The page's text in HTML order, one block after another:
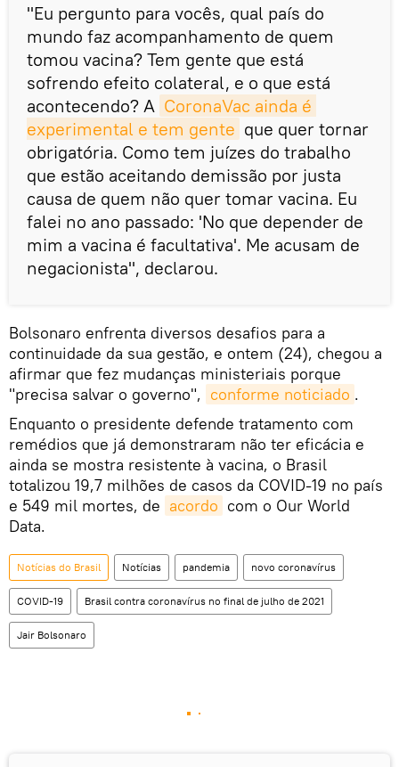
"Eu pergunto para vocês, qual país do
mundo faz acompanhamento de quem
tomou vacina? Tem gente que está
sofrendo efeito colateral, e o que está
acontecendo? A CoronaVac ainda é
experimental e tem gente que quer tornar
obrigatória. Como tem juízes do trabalho
que estão aceitando demissão por justa
causa de quem não quer tomar vacina. Eu
falei no ano passado: 'No que depender de
mim a vacina é facultativa'. Me acusam de
negacionista", declarou.
Bolsonaro enfrenta diversos desafios para a
continuidade da sua gestão, e ontem (24), chegou a
afirmar que fez mudanças ministeriais porque
"precisa salvar o governo", conforme noticiado .
Enquanto o presidente defende tratamento com
remédios que já demonstraram não ter eficácia e
ainda se mostra resistente à vacina, o Brasil
totalizou 19,7 milhões de casos da COVID-19 no país
e 549 mil mortes, de acordo com o Our World
Data.
Notícias do Brasil Notícias pandemia novo coronavírus
COVID-19 Brasil contra coronavírus no final de julho de 2021
Jair Bolsonaro